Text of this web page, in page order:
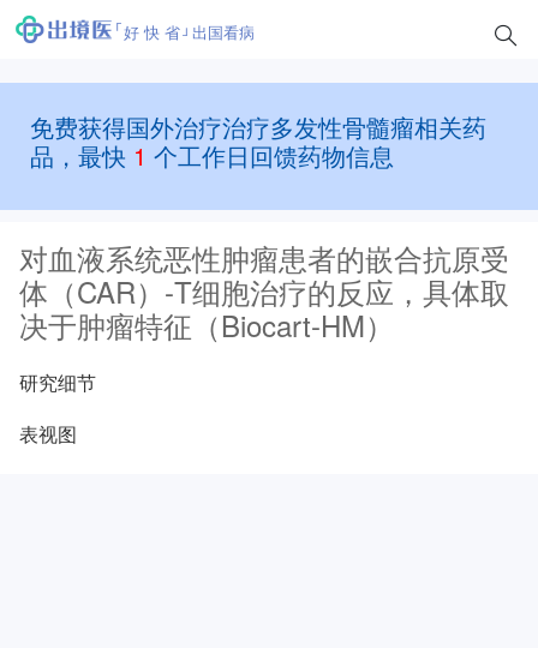
好 快 省 出国看病
免费获得国外治疗治疗多发性骨髓瘤相关药
品，最快 1 个工作日回馈药物信息
对血液系统恶性肿瘤患者的嵌合抗原受
体（CAR）-T细胞治疗的反应，具体取
决于肿瘤特征（Biocart-HM）
研究细节
表视图